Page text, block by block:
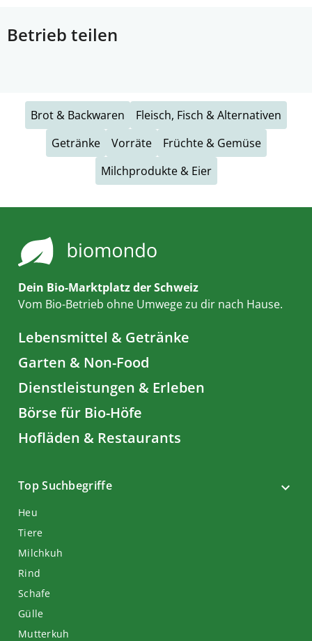
Betrieb teilen
Brot & Backwaren
Fleisch, Fisch & Alternativen
Getränke
Vorräte
Früchte & Gemüse
Milchprodukte & Eier
Dein Bio-Marktplatz der Schweiz
Vom Bio-Betrieb ohne Umwege zu dir nach Hause.
Lebensmittel & Getränke
Garten & Non-Food
Dienstleistungen & Erleben
Börse für Bio-Höfe
Hofläden & Restaurants
Top Suchbegriffe
Heu
Tiere
Milchkuh
Rind
Schafe
Gülle
Mutterkuh